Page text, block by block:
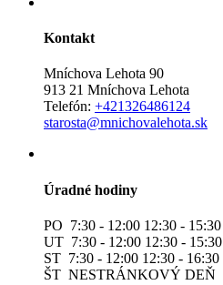
Kontakt
Mníchova Lehota 90
913 21 Mníchova Lehota
Telefón: +421326486124
starosta@mnichovalehota.sk
Úradné hodiny
PO 7:30 - 12:00 12:30 - 15:30
UT 7:30 - 12:00 12:30 - 15:30
ST 7:30 - 12:00 12:30 - 16:30
ŠT NESTRÁNKOVÝ DEŇ